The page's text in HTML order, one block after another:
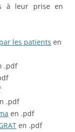
à leur prise en
les patients en
.pdf
.pdf
en .pdf
en .pdf